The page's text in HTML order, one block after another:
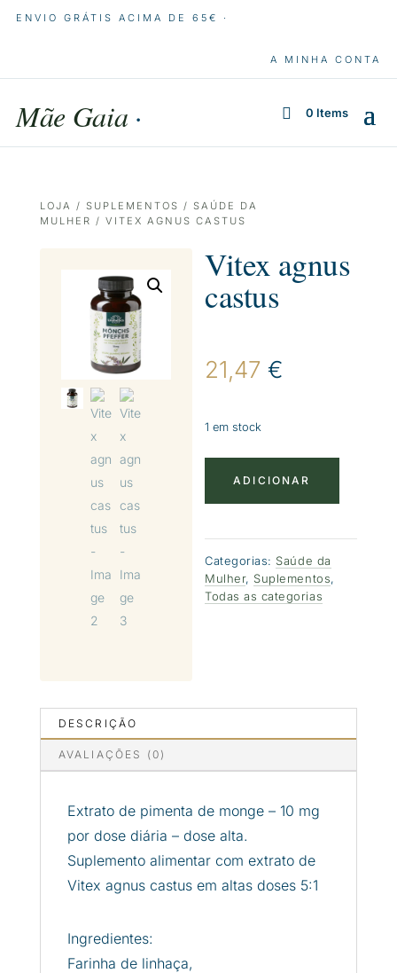
ENVIO GRÁTIS ACIMA DE 65€ ·
A MINHA CONTA
Mãe Gaia · 0 Items
LOJA / SUPLEMENTOS /SAÚDE DA
MULHER / VITEX AGNUS CASTUS
Vitex agnus
castus
21,47 €
1 em stock
Vitex
castus
ADICIONAR
Categorias: Saúde da
Mulher, Suplementos,
Todas as categorias
DESCRIÇÃO
AVALIAÇÕES (0)
Extrato de pimenta de monge – 10 mg
por dose diária – dose alta.
Suplemento alimentar com extrato de
Vitex agnus castus em altas doses 5:1
Ingredientes:
Farinha de linhaça,